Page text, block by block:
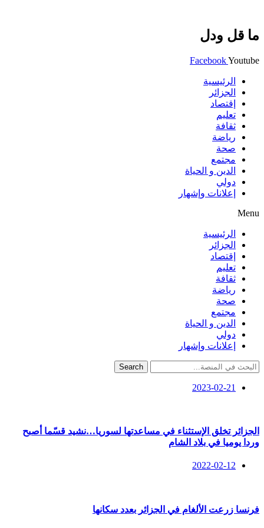
ما قل ودل
FacebookYoutube
الرئيسية
الجزائر
إقتصاد
تعليم
ثقافة
رياضة
صحة
مجتمع
الدين و الحياة
دولي
إعلانات وإشهار
Menu
الرئيسية
الجزائر
إقتصاد
تعليم
ثقافة
رياضة
صحة
مجتمع
الدين و الحياة
دولي
إعلانات وإشهار
Search
2023-02-21
الجزائر تخلق الإستثناء في مساعدتها لسوريا…نشيد قسّما أصبح
وردا يوميا في بلاد الشام
2022-02-12
فرنسا زرعت الألغام في الجزائر بعدد سكانها